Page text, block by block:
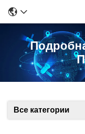
Все категории